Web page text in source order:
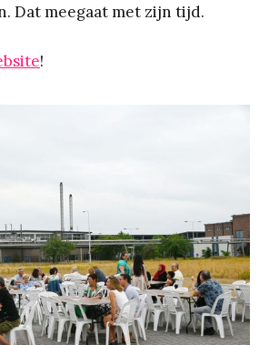
Dat meegaat met zijn tijd.
!